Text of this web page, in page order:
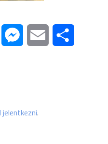
WhatsAppMessengerEmail
jelentkezni.